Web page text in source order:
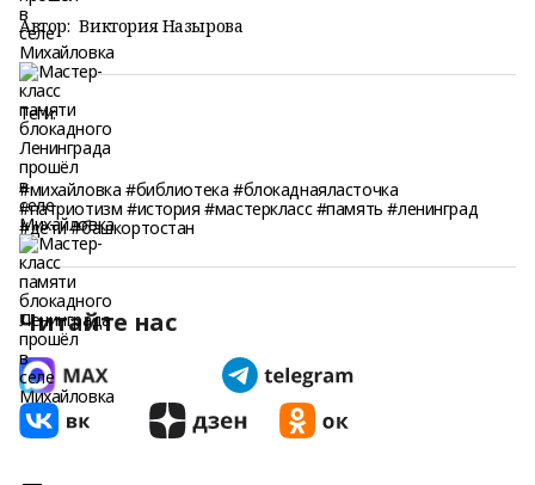
Автор: Виктория Назырова
Теги:
#михайловка #библиотека #блокаднаяласточка
#патриотизм #история #мастеркласс #память #ленинград
#дети #башкортостан
Читайте нас